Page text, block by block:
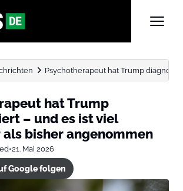
Psychotherapeut hat Trump
hat Trump
– und es ist viel
bisher angenommen
•21. Mai 2026
Google folgen